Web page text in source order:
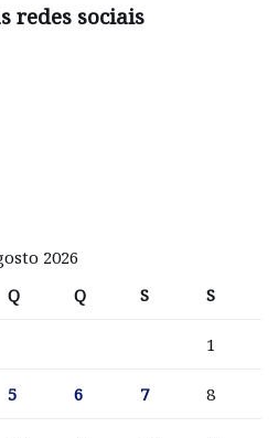
redes sociais
2026
Q Q S S
1
5 6 7 8